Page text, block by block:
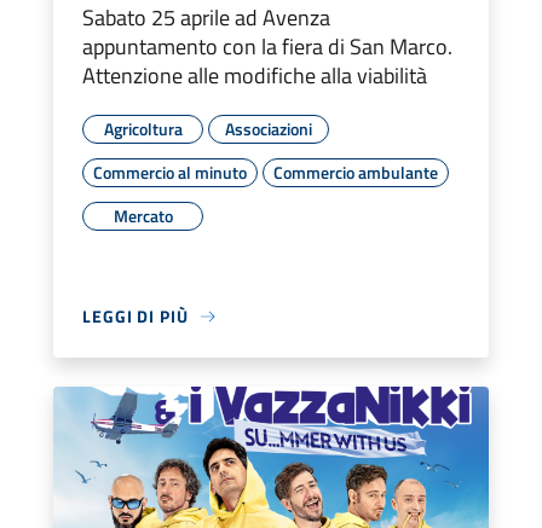
Sabato 25 aprile ad Avenza
appuntamento con la fiera di San Marco.
Attenzione alle modifiche alla viabilità
Agricoltura
Associazioni
Commercio al minuto
Commercio ambulante
Mercato
LEGGI DI PIÙ